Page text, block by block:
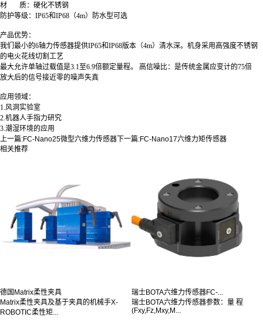
材
质：硬化不锈钢
防护等级：IP65和IP68（4m）防水型可选
产品优势：
我们最小的6轴力传感器提供IP65和IP68版本（4m）清水深。机身采用高强度不锈钢
的电火花线切割工艺
最大允许单轴过载值是3.1至6.9倍额定量程。 高信噪比：是传统金属应变计的75倍
放大后的信号接近零的噪声失真
应用领域：
1.风洞实验室
2.机器人手指力研究
3.潮湿环境的应用
上一篇:FC-Nano25微型六维力传感器 下一篇:FC-Nano17六维力矩传感器
相关推荐
德国Matrix柔性夹具
Matrix柔性夹具及基于夹具的机械手X-
ROBOTIC柔性矩...
瑞士BOTA六维力传感器FC-...
瑞士BOTA六维力传感器参数：量 程
(Fxy,Fz,Mxy,M...